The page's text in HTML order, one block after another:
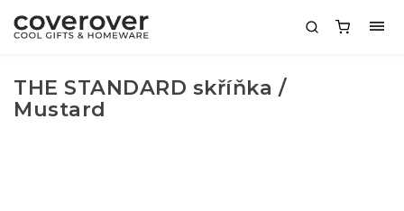
THE STANDARD skříňka /
Mustard